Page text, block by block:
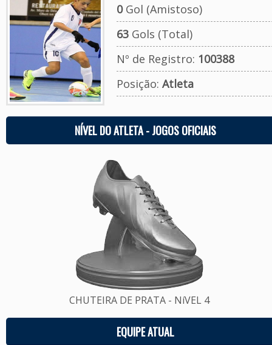
0Gol (Amistoso)
63Gols (Total)
Nº de Registro: 100388
Posição: Atleta
NÍVEL DO ATLETA - JOGOS OFICIAIS
CHUTEIRA DE PRATA - NíVEL 4
EQUIPE ATUAL